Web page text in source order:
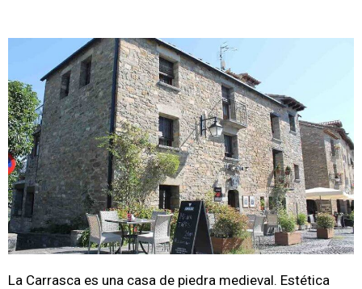
La Carrasca es una casa de piedra medieval. Estética